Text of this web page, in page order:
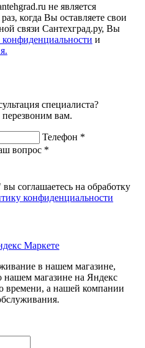
не является
когда Вы оставляете свои
связи Сантехград.ру, Вы
и
специалиста?
вам.
Телефон *
вопрос *
соглашаетесь на обработку
конфиденциальности
Маркете
в нашем магазине,
нашем магазине на Яндекс
времени, а нашей компании